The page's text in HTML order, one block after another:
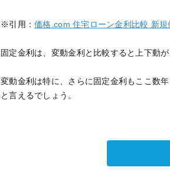
※引用：価格.com 住宅ローン金利比較 新
固定金利は、変動金利と比較すると上下動
変動金利は特に、さらに固定金利もここ数
と言えるでしょう。